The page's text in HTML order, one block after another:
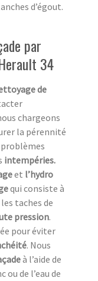
d’égout.
par
34
de
chargeons
la pérennité
intempéries.
et l’hydro
qui consiste à
taches de
pression.
pour éviter
. Nous
à l’aide de
ou de l’eau de